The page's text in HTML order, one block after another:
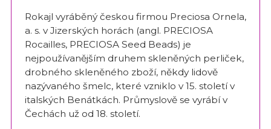
Rokajl vyráběný českou firmou Preciosa Ornela,
a. s. v Jizerských horách (angl. PRECIOSA
Rocailles, PRECIOSA Seed Beads) je
nejpoužívanějším druhem skleněných perliček,
drobného skleněného zboží, někdy lidově
nazývaného šmelc, které vzniklo v 15. století v
italských Benátkách. Průmyslově se vyrábí v
Čechách už od 18. století.